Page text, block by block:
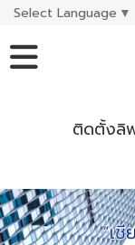
Select Language ▼
ติดตั้งลิ